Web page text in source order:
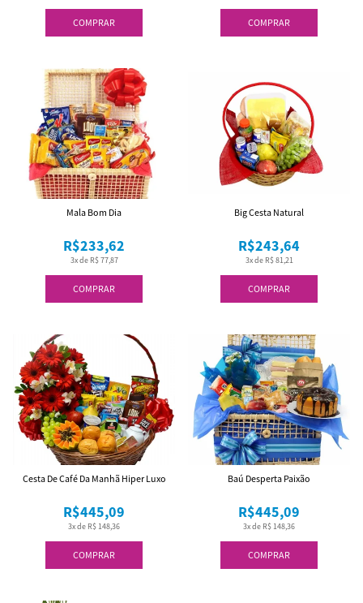
COMPRAR COMPRAR
COMPRAR
3x de R$ 77,87
R$233,62
Mala Bom Dia
COMPRAR
3x de R$ 81,21
R$243,64
Big Cesta Natural
COMPRAR
3x de R$ 148,36
R$445,09
Cesta De Café Da Manhã Hiper Luxo
COMPRAR
3x de R$ 148,36
R$445,09
Baú Desperta Paixão